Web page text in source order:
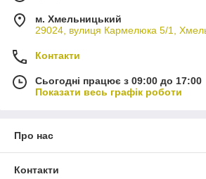
м. Хмельницький
29024, вулиця Кармелюка 5/1,
Контакти
Сьогодні працює з 09:00 до 17:00
Показати весь графік роботи
Про нас
Контакти